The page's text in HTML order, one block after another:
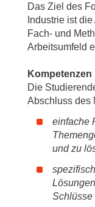
Das Ziel des
Industrie ist
Fach- und
Arbeitsumfeld
Kompetenzen
Die
Abschluss des
einfache
und zu
Schlüsse